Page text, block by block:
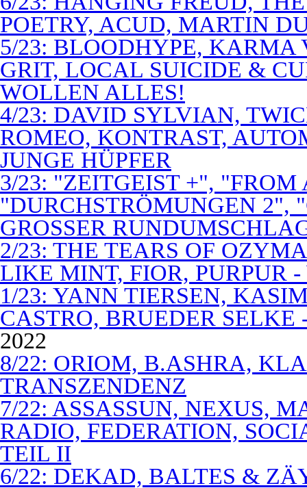
POETRY, ACUD, MARTIN
5/23: BLOODHYPE, KARMA
GRIT, LOCAL SUICIDE &
WOLLEN ALLES!
4/23: DAVID SYLVIAN,
ROMEO, KONTRAST,
JUNGE HÜPFER
3/23: "ZEITGEIST +", "FROM
"DURCHSTRÖMUNGEN 2",
GROSSER
2/23: THE TEARS OF
LIKE MINT, FIOR, PURPUR
1/23: YANN TIERSEN,
CASTRO, BRUEDER SELKE
2022
8/22: ORIOM, B.ASHRA,
TRANSZENDENZ
7/22: ASSASSUN, NEXUS,
RADIO, FEDERATION,
TEIL II
6/22: DEKAD, BALTES &